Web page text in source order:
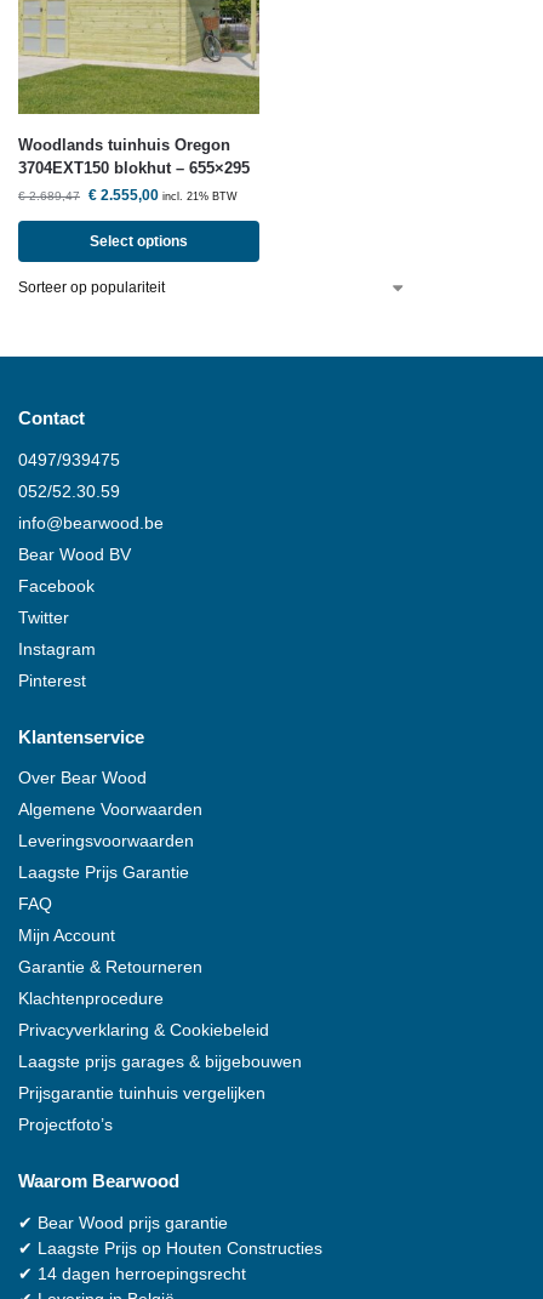
Woodlands tuinhuis Oregon
3704EXT150 blokhut – 655×295
€2.689,47 € 2.555,00 incl. 21% BTW
Select options
Contact
0497/939475
052/52.30.59
info@bearwood .be
Bear Wood BV
Facebook
Twitter
Instagram
Pinterest
Klantenservice
Over Bear Wood
Algemene Voorwaarden
Leveringsvoorwaarden
Laagste Prijs Garantie
FAQ
Mijn Account
Garantie & Retourneren
Klachtenprocedure
Privacyverklaring & Cookiebeleid
Laagste prijs garages & bijgebouwen
Prijsgarantie tuinhuis vergelijken
Projectfoto’s
Waarom Bearwood
✔ Bear Wood prijs garantie
✔ Laagste Prijs op Houten Constructies
✔ 14 dagen herroepingsrecht